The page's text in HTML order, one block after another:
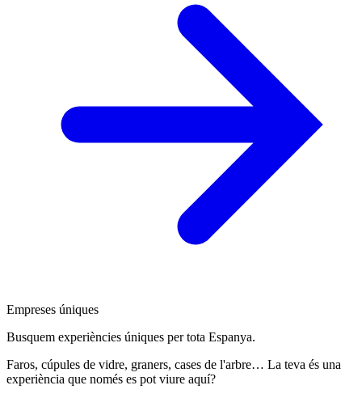
Empreses úniques
Busquem experiències úniques per tota Espanya.
Faros, cúpules de vidre, graners, cases de l'arbre… La teva és una
experiència que només es pot viure aquí?